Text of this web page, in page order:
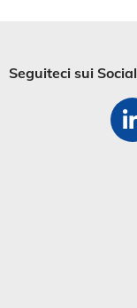
Seguiteci sui Social​